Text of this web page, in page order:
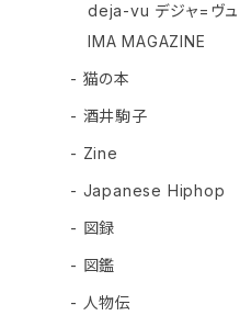
deja-vu デジャ=ヴュ
IMA MAGAZINE
- 猫の本
- 酒井駒子
- Zine
- Japanese Hiphop
- 図録
- 図鑑
- 人物伝